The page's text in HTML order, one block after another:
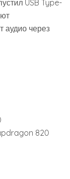
USB Type-
аудио через
820